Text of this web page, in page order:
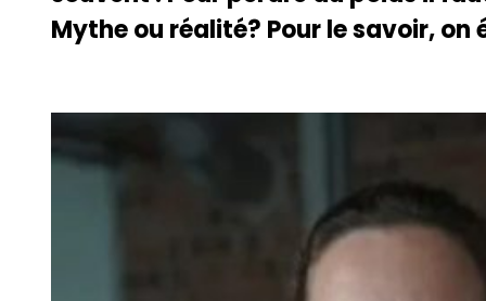
Mythe ou réalité? Pour le savoir, on